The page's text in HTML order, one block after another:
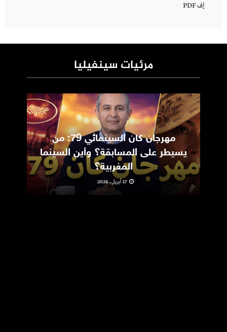
إف PDF
مرئيات سينفيليا
مهرجان كان السينمائي 79: من
يسيطر على المسابقة؟ وأين السينما
المغربية؟
17 أبريل، 2026